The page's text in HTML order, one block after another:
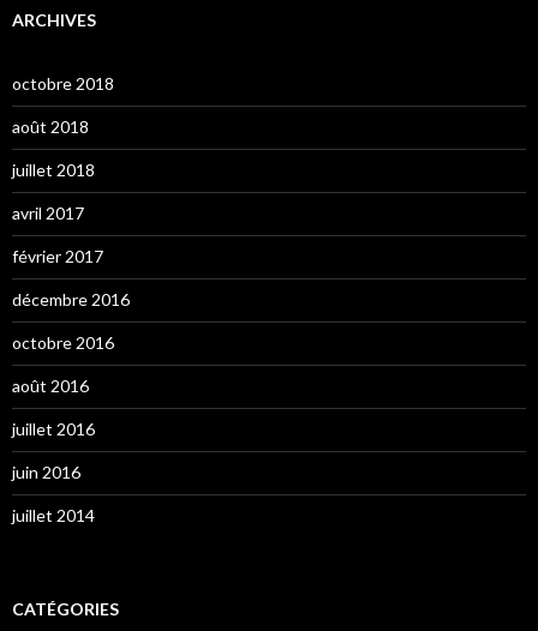
ARCHIVES
octobre 2018
août 2018
juillet 2018
avril 2017
février 2017
décembre 2016
octobre 2016
août 2016
juillet 2016
juin 2016
juillet 2014
CATÉGORIES